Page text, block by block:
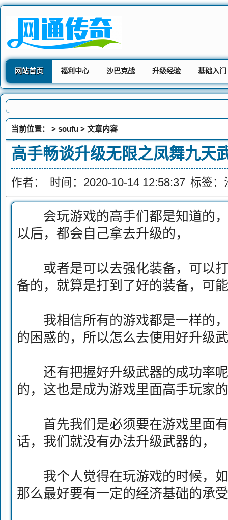
网站首页 福利中心 沙巴克战 升级经验 基础入门
当前位置： > soufu > 文章内容
高手畅谈升级无限之凤舞九天
作者： 时间：2020-10-14 12:58:37 标签：
会玩游戏的高手们都是知道的，
以后，都会自己拿去升级的，
或者是可以去强化装备，可以打
备的，就算是打到了好的装备，可
我相信所有的游戏都是一样的，
的困惑的，所以怎么去使用好升级
还有把握好升级武器的成功率呢
的，这也是成为游戏里面高手玩家
首先我们是必须要在游戏里面有
话，我们就没有办法升级武器的，
我个人觉得在玩游戏的时候，如
那么最好要有一定的经济基础的承